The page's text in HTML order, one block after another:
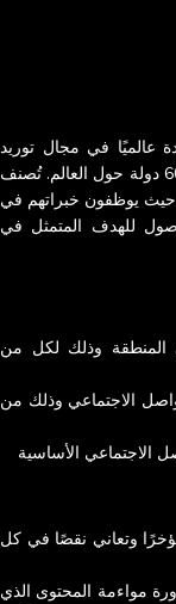
الرائدة عالميًا في مجال توريد
التكنولوجيا والخدمات، وذلك عبر عملها في أكثر من 60 دولة حول العالم. تُصنف
حيث يوظفون خبراتهم في
للهدف المتمثل في
المنطقة وذلك لكل من
الاجتماعي وذلك من
الاجتماعي الأساسية
وتعاني نقصًا في كل
مواءمة المحتوى الذي